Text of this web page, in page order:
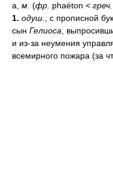
а, м. (фр. phaéton < греч.
1. одуш.
, с прописной
сын Гелиоса ,
и из-за неумения
всемирного пожара (за